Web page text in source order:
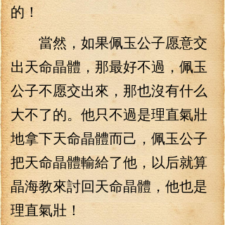
的！
當然，如果佩玉公子愿意交
出天命晶體，那最好不過，佩玉
公子不愿交出來，那也沒有什么
大不了的。他只不過是理直氣壯
地拿下天命晶體而己，佩玉公子
把天命晶體輸給了他，以后就算
晶海教來討回天命晶體，他也是
理直氣壯！